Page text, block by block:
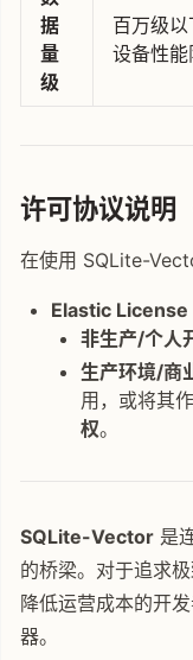
据
量
级
百万级
设备性能
许可协议说明
在使用 SQLite-
Elastic
非生产/个人
生产环境/商
用，或将其
权。
SQLite-Vector 是
的桥梁。对于追求
降低运营成本的开
器。